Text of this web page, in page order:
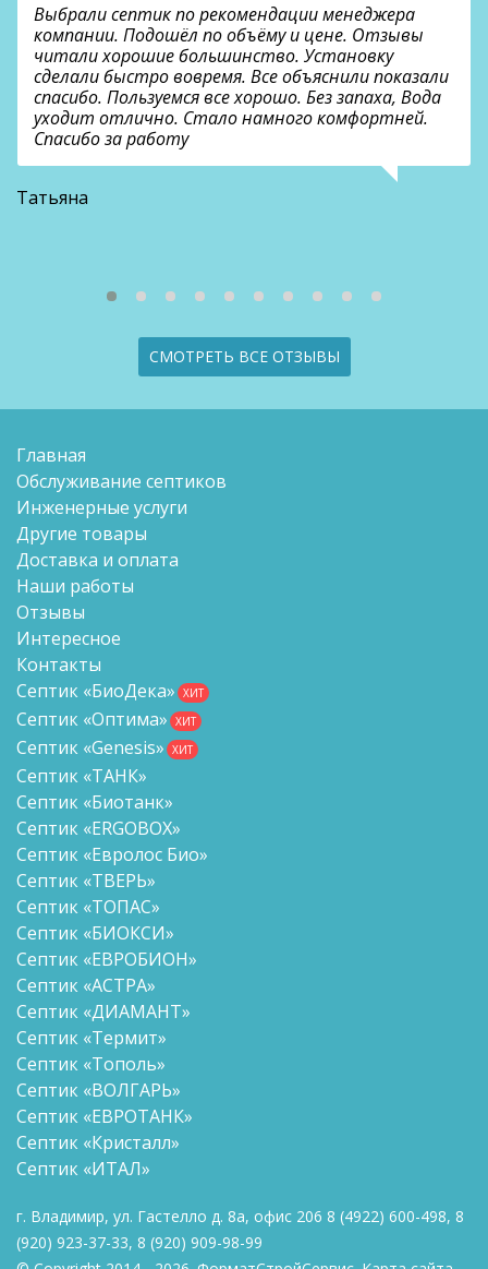
Выбрали септик по рекомендации менеджера
компании. Подошёл по объёму и цене. Отзывы
читали хорошие большинство. Установку
сделали быстро вовремя. Все объяснили показали
спасибо. Пользуемся все хорошо. Без запаха, Вода
уходит отлично. Стало намного комфортней.
Спасибо за работу
Татьяна
СМОТРЕТЬ ВСЕ ОТЗЫВЫ
Главная
Обслуживание септиков
Инженерные услуги
Другие товары
Доставка и оплата
Наши работы
Отзывы
Интересное
Контакты
Септик «БиоДека» ХИТ
Септик «Оптима» ХИТ
Септик «Genesis» ХИТ
Септик «ТАНК»
Септик «Биотанк»
Септик «ERGOBOX»
Септик «Евролос Био»
Септик «ТВЕРЬ»
Септик «ТОПАС»
Септик «БИОКСИ»
Септик «ЕВРОБИОН»
Септик «АСТРА»
Септик «ДИАМАНТ»
Септик «Термит»
Септик «Тополь»
Септик «ВОЛГАРЬ»
Септик «ЕВРОТАНК»
Септик «Кристалл»
Септик «ИТАЛ»
г. Владимир, ул. Гастелло д. 8а, офис 206 8 (4922) 600-498, 8
(920) 923-37-33, 8 (920) 909-98-99